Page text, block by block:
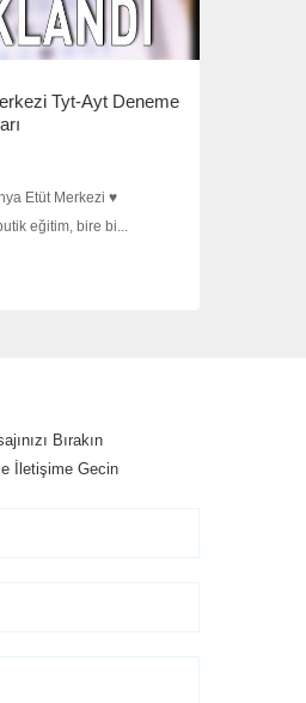
Tyt-Ayt Deneme
Etüt Merkezi ♥
eğitim, bire bi...
Bırakın
İletişime Gecin